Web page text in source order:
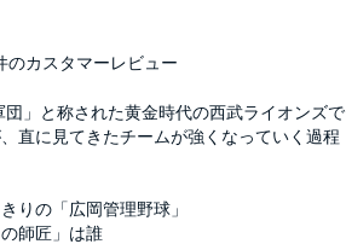
のカスタマーレビュー
」と称された黄金時代の西武ライオンズで
直に見てきたチームが強くなっていく過程
りの「広岡管理野球」
師匠」は誰